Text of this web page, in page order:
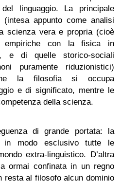
linguaggio. La principale
appunto come analisi
scienza vera e propria (cioè
empiriche con la fisica in
e di quelle storico-sociali
puramente riduzionistici)
la filosofia si occupa
e di significato, mentre le
della scienza.
di grande portata: la
in modo esclusivo tutte le
extra-linguistico. D’altra
ormai confinata in un regno
resta al filosofo alcun dominio